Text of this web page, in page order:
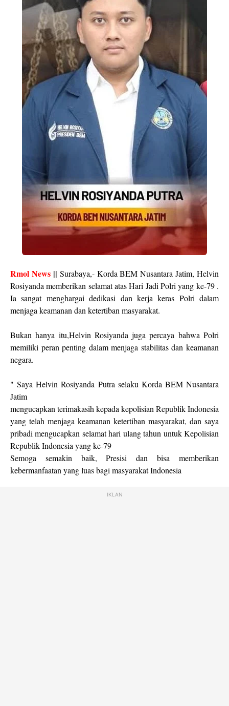
Rmol News|| Surabaya,- Korda BEM Nusantara Jatim, Helvin
Rosiyanda memberikan selamat atas Hari Jadi Polri yang ke-79 .
Ia sangat menghargai dedikasi dan kerja keras Polri dalam
menjaga keamanan dan ketertiban masyarakat.
Bukan hanya itu,Helvin Rosiyanda juga percaya bahwa Polri
memiliki peran penting dalam menjaga stabilitas dan keamanan
negara.
" Saya Helvin Rosiyanda Putra selaku Korda BEM Nusantara
Jatim
mengucapkan terimakasih kepada kepolisian Republik Indonesia
yang telah menjaga keamanan ketertiban masyarakat, dan saya
pribadi mengucapkan selamat hari ulang tahun untuk Kepolisian
Republik Indonesia yang ke-79
Semoga semakin baik, Presisi dan bisa memberikan
kebermanfaatan yang luas bagi masyarakat Indonesia
IKLAN